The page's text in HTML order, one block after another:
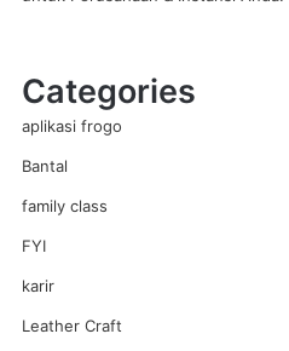
Categories
aplikasi frogo
Bantal
family class
FYI
karir
Leather Craft